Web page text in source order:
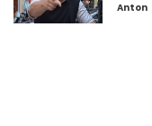
Anton